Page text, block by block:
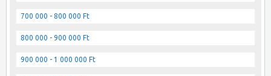
700 000 - 800 000 Ft
800 000 - 900 000 Ft
900 000 - 1 000 000 Ft